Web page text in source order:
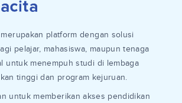
platform dengan solusi
pelajar, mahasiswa, maupun tenaga
untuk menempuh studi di lembaga
tinggi dan program kejuruan.
untuk memberikan akses pendidikan